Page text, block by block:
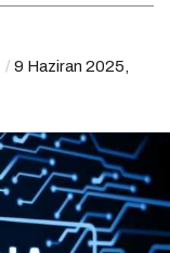
9 Haziran 2025,